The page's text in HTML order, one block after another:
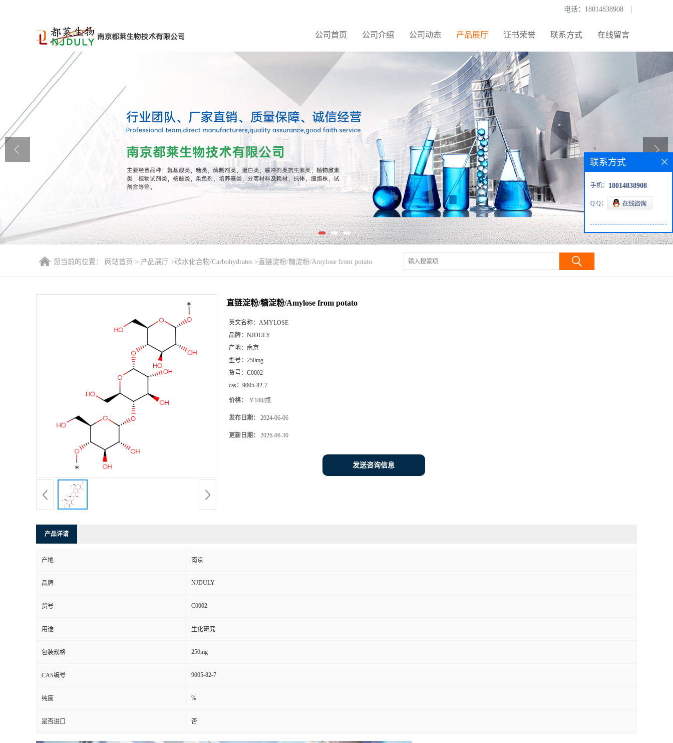
电话： 18014838908
公司首页 公司介绍 公司动态 产品展厅 证书荣誉 联系方式 在线留言
公司首页
产品展厅
证书荣誉
联系方式
您当前的位置： 网站首页 > 产品展厅 >碳水化合物/Carbohydrates > 直链淀粉/糖淀粉/Amylose from potato
直链淀粉/糖淀粉/Amylose from potato
英文名称： AMYLOSE
品牌： NJDULY
产地： 南京
型号： 250mg
货号： C0002
cas： 9005-82-7
价格： ￥100/瓶
发布日期： 2024-06-06
更新日期： 2026-06-30
发送咨询信息
产品详请
产地 南京
品牌 NJDULY
货号 C0002
用途 生化研究
包装规格 250mg
CAS编号 9005-82-7
纯度 %
是否进口 否
联系方式
手机： 18014838908
Q Q：